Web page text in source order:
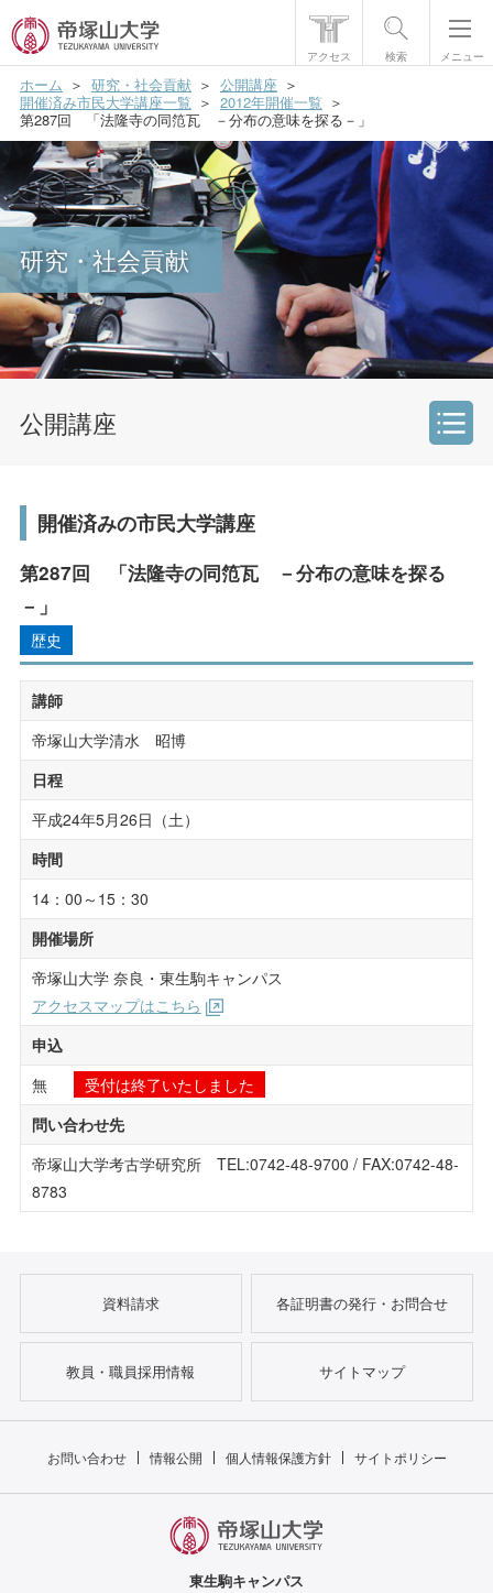
アクセス 検索 メニュー
帝塚山大学について
学部・大学院
学生生活
国際交流
研究・社会貢献
就職・資格
English 資料請求 お問い合わせ
ホーム 研究・社会貢献
公開講座
開催済み市民大学講座一覧
2012年開催一覧
第287回 「法隆寺の同笵瓦 －分布の意味を探る－」
研究・社会貢献
公開講座
研究活動・実績
社会連携
公開講座
科目等履修生・聴講生
社会人の学び直し
こころのケアセンター
子育て支援センター
研究所・博物館・附属施設
開催済みの市民大学講座
第287回 「法隆寺の同笵瓦 －分布の意味を探る
－」
歴史
講師
帝塚山大学清水 昭博
日程
平成24年5月26日（土）
時間
14：00～15：30
開催場所
帝塚山大学 奈良・東生駒キャンパス
アクセスマップはこちら
申込
無
受付は終了いたしました
問い合わせ先
帝塚山大学考古学研究所 TEL:0742-48-9700 / FAX:0742-48-
8783
資料請求 各証明書の発行・お問合せ
教員・職員採用情報 サイトマップ
お問い合わせ 情報公開 個人情報保護方針 サイトポリシー
東生駒キャンパス